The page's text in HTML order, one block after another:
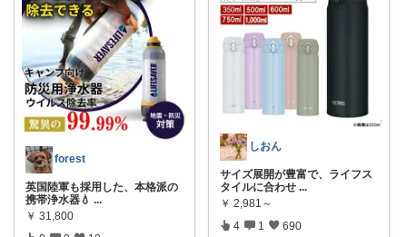
forest
英国陸軍も採用した、本格派の
携帯浄水器💧 ...
￥ 31,800
しおん
サイズ展開が豊富で、ライフス
タイルに合わせ ...
￥ 2,981～
4 1 690